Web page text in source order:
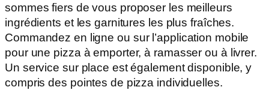
sommes fiers de vous proposer les meilleurs
ingrédients et les garnitures les plus fraîches.
Commandez en ligne ou sur l’application mobile
pour une pizza à emporter, à ramasser ou à livrer.
Un service sur place est également disponible, y
compris des pointes de pizza individuelles.